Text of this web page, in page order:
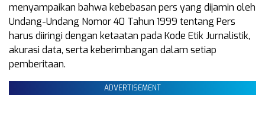
menyampaikan bahwa kebebasan pers yang dijamin oleh
Undang-Undang Nomor 40 Tahun 1999 tentang Pers
harus diiringi dengan ketaatan pada Kode Etik Jurnalistik,
akurasi data, serta keberimbangan dalam setiap
pemberitaan.
ADVERTISEMENT